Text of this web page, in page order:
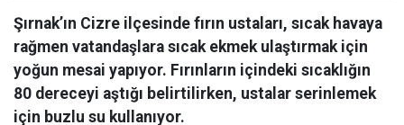
Şırnak’ın Cizre ilçesinde fırın ustaları, sıcak havaya
rağmen vatandaşlara sıcak ekmek ulaştırmak için
yoğun mesai yapıyor. Fırınların içindeki sıcaklığın
80 dereceyi aştığı belirtilirken, ustalar serinlemek
için buzlu su kullanıyor.